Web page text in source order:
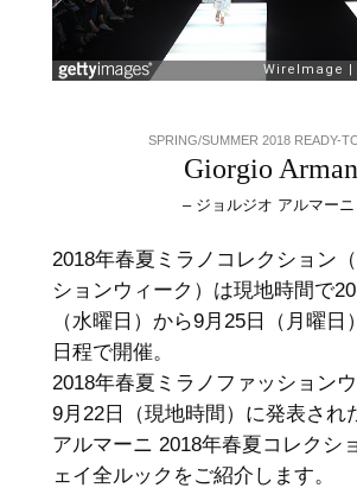
SPRING/SUMMER 2018 READY-
Giorgio
– ジョルジオ アルマー
2018年春夏ミラノコレクション
ションウィーク）は現地時間で
（水曜日）から9月25日（月曜
日程で開催。
2018年春夏ミラノファッション
9月22日（現地時間）に発表され
アルマーニ 2018年春夏コレクシ
ェイ全ルックをご紹介します。